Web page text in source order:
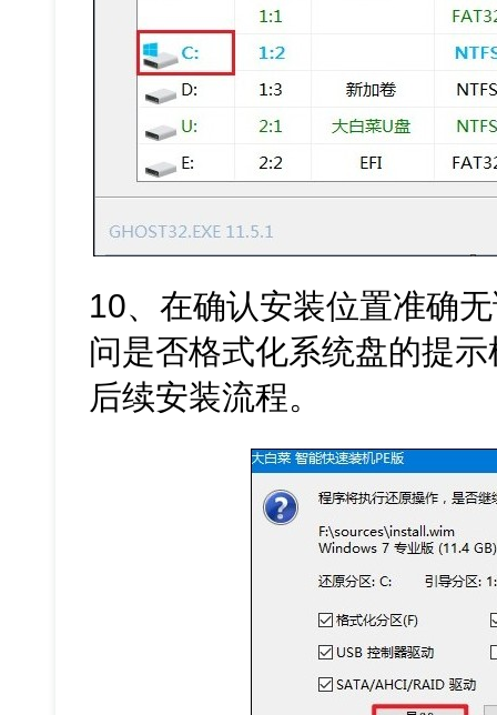
10、在确认安装位置准确
问是否格式化系统盘的提示
后续安装流程。